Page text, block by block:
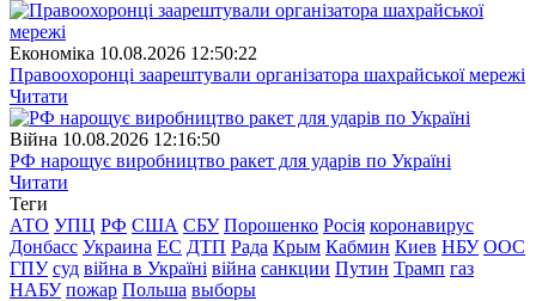
Економіка 10.08.2026 12:50:22
Правоохоронці заарештували організатора шахрайської мережі
Читати
Війна 10.08.2026 12:16:50
РФ нарощує виробництво ракет для ударів по Україні
Читати
Теги
АТО УПЦ РФ США СБУ Порошенко Росія коронавирус
Донбасс Украина ЕС ДТП Рада Крым Кабмин Киев НБУ ООС
ГПУ суд війна в Україні війна санкции Путин Трамп газ
НАБУ пожар Польша выборы